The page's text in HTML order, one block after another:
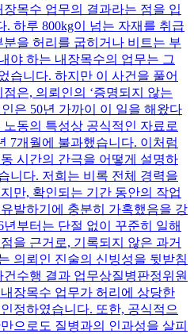
목수 업무의 결과라는 점을 입
. 하루 800kg이 넘는 자재를 취급
을 허리를 굽히거나 비트는 부
야 하는 내장목수의 업무는 그
습니다. 하지만 이 사건을 풀어
은, 의뢰인의 ‘증명되지 않는
은 50년 가까이 이 일을 해왔다
동의 특성상 공식적인 자료로
7개월에 불과했습니다. 이처럼
시간의 간극을 어떻게 설명하
니다. 저희는 비록 전체 경력을
만, 확인되는 기간 동안의 작업
발하기에 충분히 가혹했음을 강
년부터는 단절 없이 꾸준히 일해
을 근거로, 기록되지 않은 과거
의뢰인 진술의 신빙성을 뒷받침
수행 결과 업무상질병판정위원
장목수 업무가 허리에 상당한
정하였습니다. 또한, 공식적으
으로도 질병과의 인과성을 살피